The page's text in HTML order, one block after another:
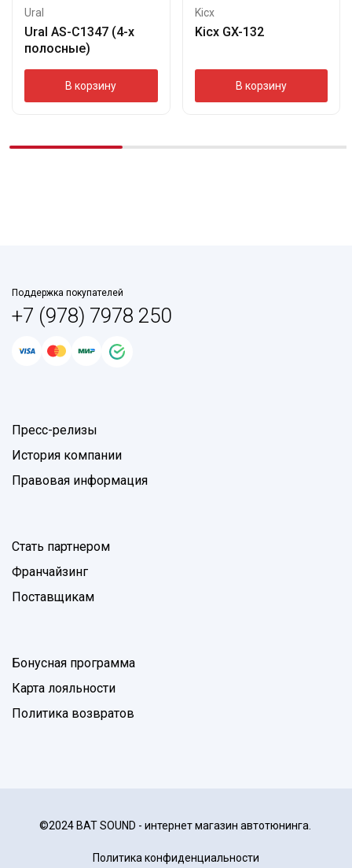
Ural
Ural AS-C1347 (4-х
полосные)
В корзину
Kicx
Kicx GX-132
В корзину
Поддержка покупателей
+7 (978) 7978 250
Пресс-релизы
История компании
Правовая информация
Стать партнером
Франчайзинг
Поставщикам
Бонусная программа
Карта лояльности
Политика возвратов
©2024 BAT SOUND - интернет магазин автотюнинга.
Политика конфиденциальности